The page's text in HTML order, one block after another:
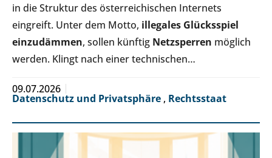
in die Struktur des österreichischen Internets
eingreift. Unter dem Motto, illegales Glücksspiel
einzudämmen, sollen künftig Netzsperren möglich
werden. Klingt nach einer technischen…
09.07.2026
Datenschutz und Privatsphäre , Rechtsstaat